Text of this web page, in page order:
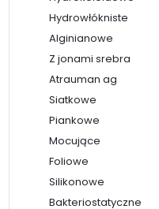
Hydrowłókniste
Alginianowe
Z jonami srebra
Atrauman ag
Siatkowe
Piankowe
Mocujące
Foliowe
Silikonowe
Bakteriostatyczne